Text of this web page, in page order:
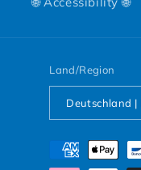
Land/Region